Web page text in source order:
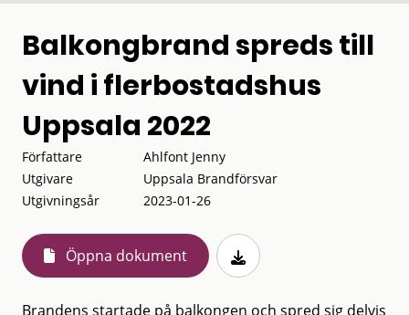
Balkongbrand spreds till
vind i flerbostadshus
Uppsala 2022
Författare
Ahlfont Jenny
Utgivare
Uppsala Brandförsvar
Utgivningsår
2023-01-26
Öppna dokument
Brandens startade på balkongen och spred sig delvis